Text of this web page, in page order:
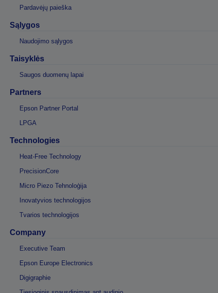
Pardavėjų paieška
Sąlygos
Naudojimo sąlygos
Taisyklės
Saugos duomenų lapai
Partners
Epson Partner Portal
LPGA
Technologies
Heat-Free Technology
PrecisionCore
Micro Piezo Tehnoloģija
Inovatyvios technologijos
Tvarios technologijos
Company
Executive Team
Epson Europe Electronics
Digigraphie